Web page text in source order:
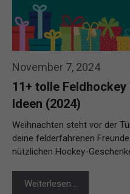
November 7, 2024
11+ tolle
Ideen (2024)
Weihnachten steht vor der
deine felderfahrenen
nützlichen Hockey-
Weiterlesen…